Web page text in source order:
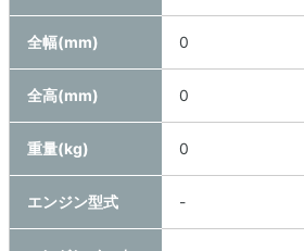
全幅(mm) 0
全高(mm) 0
重量(kg) 0
エンジン型式 -